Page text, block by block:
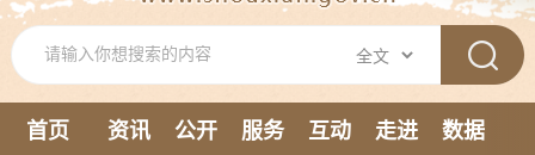
首页 资讯 公开 服务 互动 走进
数据